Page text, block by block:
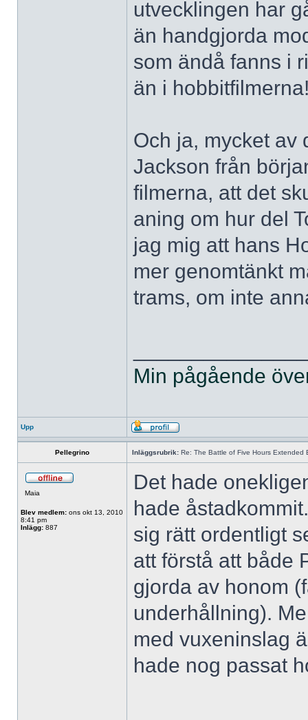
utvecklingen har
än handgjorda
som ändå fanns i
än i
Och ja, mycket av
Jackson från
filmerna, att det
aning om hur del
jag mig att hans
mer genomtänkt
trams, om inte
Min pågående
Upp
Pellegrino Inläggsrubrik: Re: The Battle of Five Hours Extended
Maia
Blev medlem: ons okt 13, 2010
8:41 pm
Inlägg: 887
Det hade
hade
sig rätt ordentligt
att förstå att både
gjorda av honom
underhållning).
med vuxeninslag
hade nog passat